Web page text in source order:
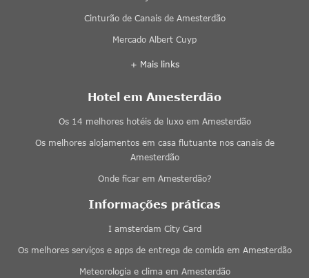
Cinturão de Canais de Amesterdão
Mercado Albert Cuyp
+ Mais links
Hotel em Amesterdão
Os 14 melhores hotéis de luxo em Amesterdão
Os melhores alojamentos em casa flutuante nos canais de
Amesterdão
Onde ficar em Amesterdão?
Informações práticas
I amsterdam City Card
Os melhores serviços e apps de entrega de comida em Amesterdão
Meteorologia e clima em Amesterdão